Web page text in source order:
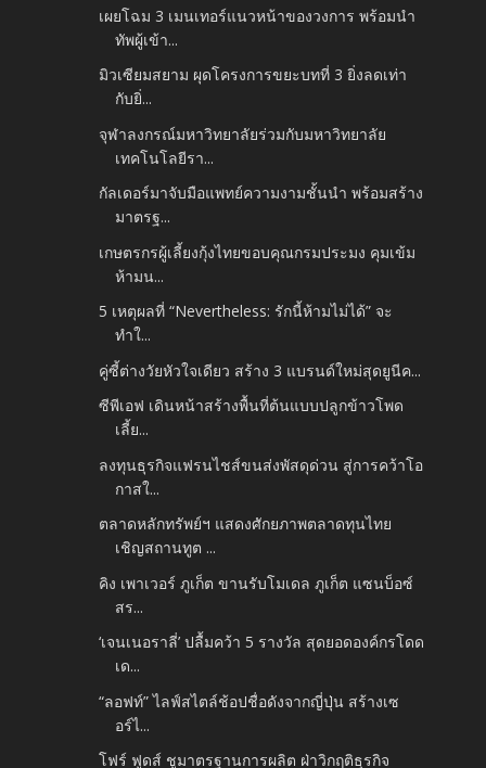
เผยโฉม 3 เมนเทอร์แนวหน้าของวงการ พร้อมนำ
ทัพผู้เข้า...
มิวเซียมสยาม ผุดโครงการขยะบทที่ 3 ยิ่งลดเท่า
กับยิ่...
จุฬาลงกรณ์มหาวิทยาลัยร่วมกับมหาวิทยาลัย
เทคโนโลยีรา...
กัลเดอร์มาจับมือแพทย์ความงามชั้นนำ พร้อมสร้าง
มาตรฐ...
เกษตรกรผู้เลี้ยงกุ้งไทยขอบคุณกรมประมง คุมเข้ม
ห้ามน...
5 เหตุผลที่ “Nevertheless: รักนี้ห้ามไม่ได้” จะ
ทำใ...
คู่ซี้ต่างวัยหัวใจเดียว สร้าง 3 แบรนด์ใหม่สุดยูนีค...
ซีพีเอฟ เดินหน้าสร้างพื้นที่ต้นแบบปลูกข้าวโพด
เลี้ย...
ลงทุนธุรกิจแฟรนไชส์ขนส่งพัสดุด่วน สู่การคว้าโอ
กาสใ...
ตลาดหลักทรัพย์ฯ แสดงศักยภาพตลาดทุนไทย
เชิญสถานทูต ...
คิง เพาเวอร์ ภูเก็ต ขานรับโมเดล ภูเก็ต แซนบ็อซ์
สร...
‘เจนเนอราลี่’ ปลื้มคว้า 5 รางวัล สุดยอดองค์กรโดด
เด...
“ลอฟท์” ไลฟ์สไตล์ช้อปชื่อดังจากญี่ปุ่น สร้างเซ
อร์ไ...
โฟร์ ฟูดส์ ชูมาตรฐานการผลิต ฝ่าวิกฤติธุรกิจ